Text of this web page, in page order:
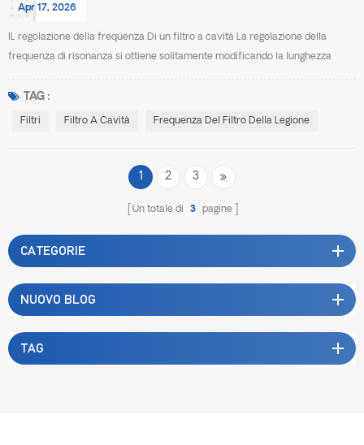
Apr 17, 2026
IL regolazione della frequenza Di un filtro a cavità La regolazione della
frequenza di risonanza si ottiene solitamente modificando la lunghezza
nell'utilizzare viti o aste di regolazione. Quando la vite viene inserita più in
profondità, aumenta l'effetto capacitivo o induttivo all'interno della cavità,
TAG :
Filtri Filtro A Cavità Frequenza Del Filtro Della Legione
1 2 3
Un totale di 3 pagine
CATEGORIE
NUOVO BLOG
TAG